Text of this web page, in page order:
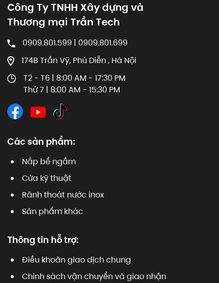
Công Ty TNHH Xây dựng và
Thương mại Trần Tech
0909.801.599 | 0909.801.699
174B Trần Vỹ, Phú Diễn , Hà Nội
T2 - T6 | 8:00 AM - 17:30 PM
Thứ 7 | 8:00 AM - 15:30 PM
Các sản phẩm:
Nắp bể ngầm
Cửa kỹ thuật
Rãnh thoát nước inox
Sản phẩm khác
Thông tin hỗ trợ:
Điều khoản giao dịch chung
Chính sách vận chuyển và giao nhận